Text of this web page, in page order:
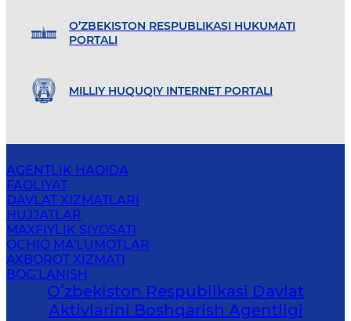
O’ZBEKISTON RESPUBLIKASI HUKUMATI
PORTALI
MILLIY HUQUQIY INTERNET PORTALI
AGENTLIK HAQIDA
FAOLIYAT
DAVLAT XIZMATLARI
HUJJATLAR
MAXFIYLIK SIYOSATI
OCHIQ MA'LUMOTLAR
AXBOROT XIZMATI
BOG‘LANISH
Oʻzbekiston Respublikasi Davlat
Aktivlarini Boshqarish Agentligi